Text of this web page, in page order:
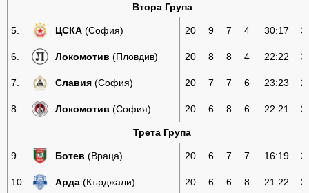
Втора Група
5. ЦСКА (София) 20 9 7 4 30:17
6. Локомотив (Пловдив) 20 8 8 4 22:22
7. Славия (София) 20 7 7 6 23:23
8. Локомотив (София) 20 6 8 6 22:21
Трета Група
9. Ботев (Враца) 20 6 7 7 16:19
10. Арда (Кърджали) 20 6 6 8 21:22